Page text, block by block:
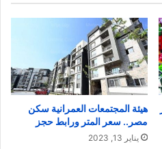
هيئة المجتمعات العمرانية سكن
مصر.. سعر المتر ورابط حجز
يناير 13, 2023